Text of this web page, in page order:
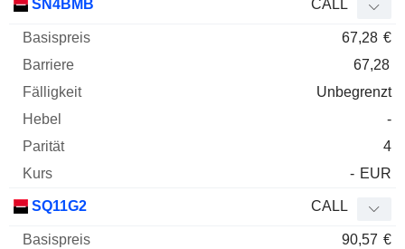
SN4BMB CALL
67,28 €
67,28
Unbegrenzt
-
4
- EUR
SQ11G2 CALL
90,57 €